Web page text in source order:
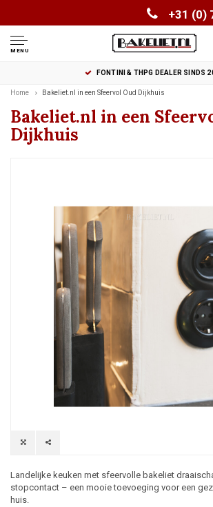
+31 (0)
MENU
FONTINI & THPG DEALER SINDS
Home Bakeliet.nl in een Sfeervol Oud Dijkhuis
Bakeliet.nl in een
Dijkhuis
Landelijke keuken met sfeervolle bakeliet
stopcontact – een mooie toevoeging voor een
huis.